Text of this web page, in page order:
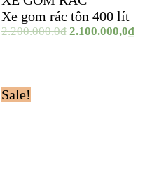
Xe gom rác tôn 400 lít
2.200.000,0₫ 2.100.000,0₫
Sale!